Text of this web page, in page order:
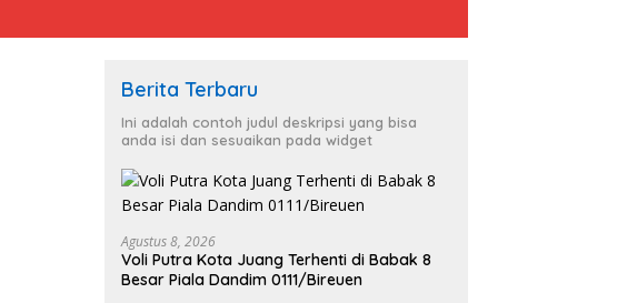
Berita Terbaru
Ini adalah contoh judul deskripsi yang bisa
anda isi dan sesuaikan pada widget
Agustus 8, 2026
Voli Putra Kota Juang Terhenti di Babak 8
Besar Piala Dandim 0111/Bireuen